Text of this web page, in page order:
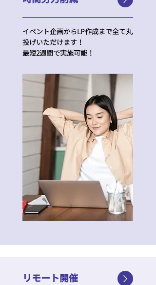
イベント企画からLP作成まで全て丸
投げいただけます！
​最短2週間で実施可能！
リモート開催